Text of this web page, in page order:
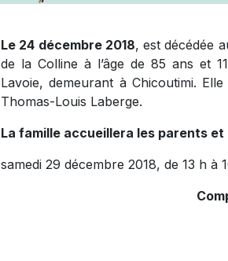
Le 24 décembre 2018, est décédée
de la Colline à l’âge de 85 ans et
Lavoie, demeurant à Chicoutimi.
Thomas-Louis Laberge.
La famille accueillera les parents et
samedi 29 décembre 2018, de 13 h à